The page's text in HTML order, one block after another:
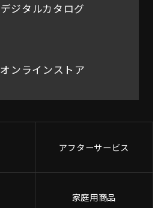
デジタルカタログ
オンラインストア
アフターサービス
家庭用商品